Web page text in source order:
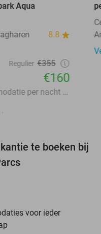
Aqua
8.8
Regulier €355
€160
Excl. ca. €8,50 per accommodatie per nacht aan lokale heffingen
te boeken bij
voor ieder